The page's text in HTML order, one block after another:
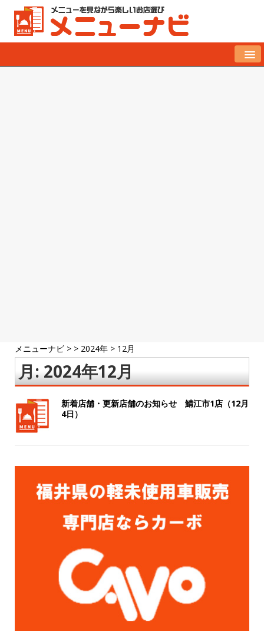
メニューナビ > > 2024年 > 12月
月:2024年12月
新着店舗・更新店舗のお知らせ 鯖江市1店（12月
4日）